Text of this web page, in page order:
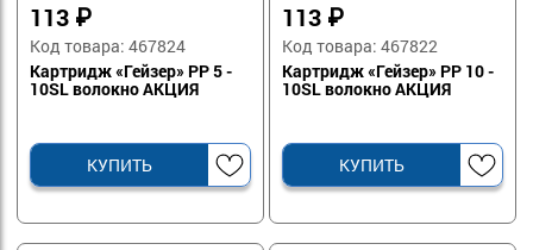
113 ₽
Код товара: 467824
Картридж «Гейзер» PP 5 -
10SL волокно АКЦИЯ
КУПИТЬ
113 ₽
Код товара: 467822
Картридж «Гейзер» PP 10 -
10SL волокно АКЦИЯ
КУПИТЬ